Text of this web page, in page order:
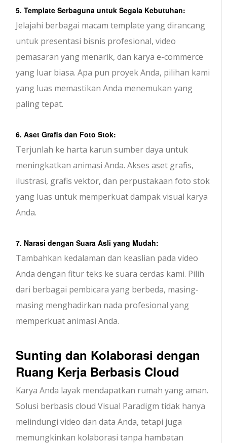
5. Template Serbaguna untuk Segala Kebutuhan:
Jelajahi berbagai macam template yang dirancang
untuk presentasi bisnis profesional, video
pemasaran yang menarik, dan karya e-commerce
yang luar biasa. Apa pun proyek Anda, pilihan kami
yang luas memastikan Anda menemukan yang
paling tepat.
6. Aset Grafis dan Foto Stok:
Terjunlah ke harta karun sumber daya untuk
meningkatkan animasi Anda. Akses aset grafis,
ilustrasi, grafis vektor, dan perpustakaan foto stok
yang luas untuk memperkuat dampak visual karya
Anda.
7. Narasi dengan Suara Asli yang Mudah:
Tambahkan kedalaman dan keaslian pada video
Anda dengan fitur teks ke suara cerdas kami. Pilih
dari berbagai pembicara yang berbeda, masing-
masing menghadirkan nada profesional yang
memperkuat animasi Anda.
Sunting dan Kolaborasi dengan
Ruang Kerja Berbasis Cloud
Karya Anda layak mendapatkan rumah yang aman.
Solusi berbasis cloud Visual Paradigm tidak hanya
melindungi video dan data Anda, tetapi juga
memungkinkan kolaborasi tanpa hambatan